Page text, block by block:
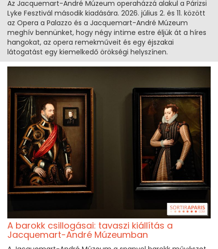
Az Jacquemart-André Múzeum operaházzá alakul a Párizsi
Lyke Fesztivál második kiadására. 2026. július 2. és 11. között
az Opera a Palazzo és a Jacquemart-André Múzeum
meghív bennünket, hogy négy intime estre éljük át a híres
hangokat, az opera remekműveit és egy éjszakai
látogatást egy kiemelkedő örökségi helyszínen.
A barokk csillogásai: tavaszi kiállítás a
Jacquemart-André Múzeumban